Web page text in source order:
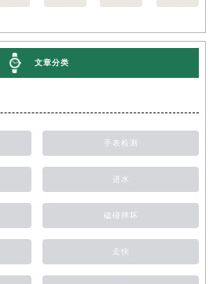
文章分类
手表检测
进水
磕碰摔坏
走快